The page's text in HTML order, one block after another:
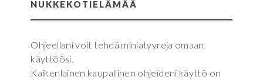
NUKKEKOTIELÄMÄÄ
Ohjeellani voit tehdä miniatyyreja omaan
käyttöösi.
Kaikenlainen kaupallinen ohjeideni käyttö on